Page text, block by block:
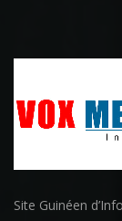
Site Guinéen